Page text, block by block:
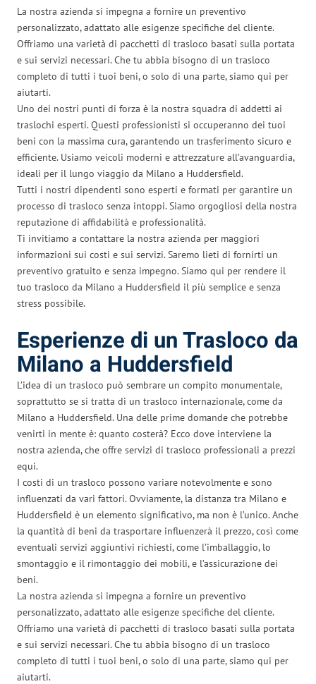
La nostra azienda si impegna a fornire un preventivo
personalizzato, adattato alle esigenze specifiche del cliente.
Offriamo una varietà di pacchetti di trasloco basati sulla portata
e sui servizi necessari. Che tu abbia bisogno di un trasloco
completo di tutti i tuoi beni, o solo di una parte, siamo qui per
aiutarti.
Uno dei nostri punti di forza è la nostra squadra di addetti ai
traslochi esperti. Questi professionisti si occuperanno dei tuoi
beni con la massima cura, garantendo un trasferimento sicuro e
efficiente. Usiamo veicoli moderni e attrezzature all’avanguardia,
ideali per il lungo viaggio da Milano a Huddersfield.
Tutti i nostri dipendenti sono esperti e formati per garantire un
processo di trasloco senza intoppi. Siamo orgogliosi della nostra
reputazione di affidabilità e professionalità.
Ti invitiamo a contattare la nostra azienda per maggiori
informazioni sui costi e sui servizi. Saremo lieti di fornirti un
preventivo gratuito e senza impegno. Siamo qui per rendere il
tuo trasloco da Milano a Huddersfield il più semplice e senza
stress possibile.
Esperienze di un Trasloco da
Milano a Huddersfield
L’idea di un trasloco può sembrare un compito monumentale,
soprattutto se si tratta di un trasloco internazionale, come da
Milano a Huddersfield. Una delle prime domande che potrebbe
venirti in mente è: quanto costerà? Ecco dove interviene la
nostra azienda, che offre servizi di trasloco professionali a prezzi
equi.
I costi di un trasloco possono variare notevolmente e sono
influenzati da vari fattori. Ovviamente, la distanza tra Milano e
Huddersfield è un elemento significativo, ma non è l’unico. Anche
la quantità di beni da trasportare influenzerà il prezzo, così come
eventuali servizi aggiuntivi richiesti, come l’imballaggio, lo
smontaggio e il rimontaggio dei mobili, e l’assicurazione dei
beni.
La nostra azienda si impegna a fornire un preventivo
personalizzato, adattato alle esigenze specifiche del cliente.
Offriamo una varietà di pacchetti di trasloco basati sulla portata
e sui servizi necessari. Che tu abbia bisogno di un trasloco
completo di tutti i tuoi beni, o solo di una parte, siamo qui per
aiutarti.